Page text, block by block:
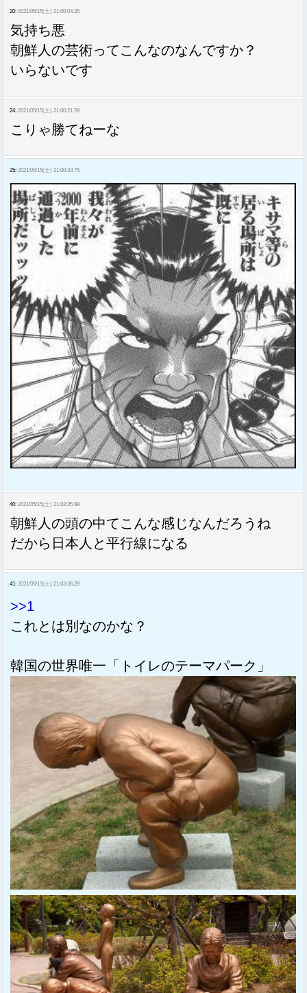
20: 2021/05/15(土) 21:00:04.35
気持ち悪
朝鮮人の芸術ってこんなのなんですか？
いらないです
24: 2021/05/15(土) 21:00:21.59
こりゃ勝てねーな
25: 2021/05/15(土) 21:00:33.75
40: 2021/05/15(土) 21:03:35.99
朝鮮人の頭の中てこんな感じなんだろうね
だから日本人と平行線になる
41: 2021/05/15(土) 21:03:36.29
>>1
これとは別なのかな？
韓国の世界唯一「トイレのテーマパーク」